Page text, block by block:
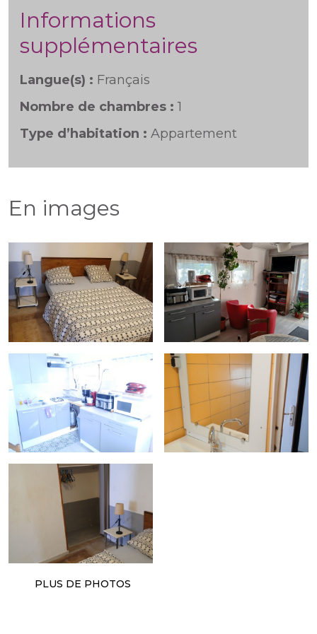
Informations
supplémentaires
Langue(s) : Français
Nombre de chambres : 1
Type d’habitation : Appartement
En images
PLUS DE PHOTOS